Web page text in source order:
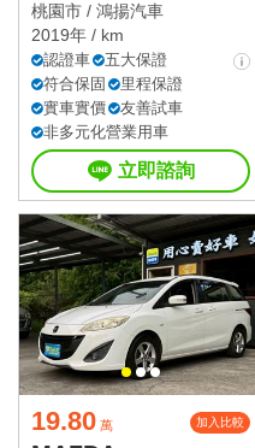
桃園市 / 鴻揚汽車
2019年 / km
認證車
五大保證
符合保固
里程保證
實車實價
友善試車
非多元化營業用車
立即諮詢
19.80 萬 加入比較